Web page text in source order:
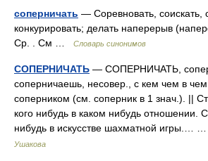
соперничать — Соревновать, соискать,
конкурировать; делать наперерыв
Ср. . См …
Словарь синонимов
СОПЕРНИЧАТЬ — СОПЕРНИЧАТЬ,
соперничаешь, несовер., с кем чем в
соперником (см. соперник в 1 знач.). ||
кого нибудь в каком нибудь отношении.
нибудь в искусстве шахматной игры.…
Ушакова